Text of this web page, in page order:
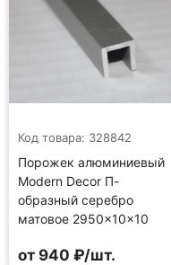
Код товара: 328842
Порожек алюминиевый
Modern Decor П-
образный серебро
матовое 2950×10×10
от 940 ₽/шт.